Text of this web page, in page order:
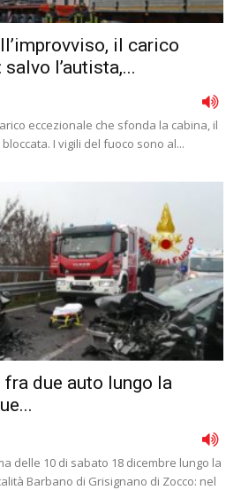
il carico
l’autista,...
eccezionale che sfonda la cabina, il
I vigili del fuoco sono al...
due auto lungo la
delle 10 di sabato 18 dicembre lungo la
Barbano di Grisignano di Zocco: nel